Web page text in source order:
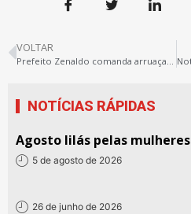
VOLTAR
NOTÍCIAS RÁPIDAS
Agosto lilás pelas mulheres
5 de agosto de 2026
26 de junho de 2026